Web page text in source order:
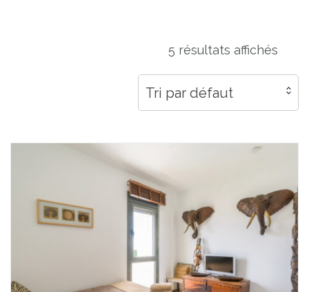
5 résultats affichés
Tri par défaut